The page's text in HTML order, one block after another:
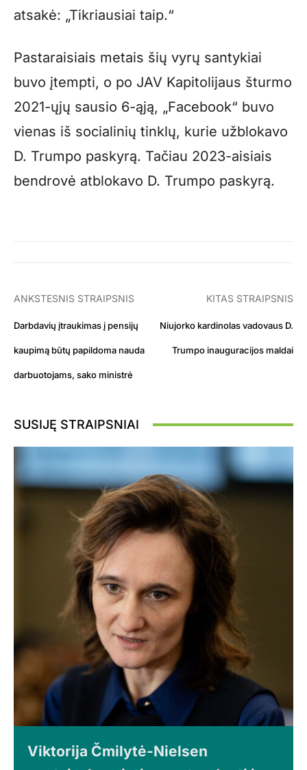
atsakė: „Tikriausiai taip.“
Pastaraisiais metais šių vyrų santykiai
buvo įtempti, o po JAV Kapitolijaus šturmo
2021-ųjų sausio 6-ąją, „Facebook“ buvo
vienas iš socialinių tinklų, kurie užblokavo
D. Trumpo paskyrą. Tačiau 2023-aisiais
bendrovė atblokavo D. Trumpo paskyrą.
ANKSTESNIS STRAIPSNIS
Darbdavių įtraukimas į pensijų
kaupimą būtų papildoma nauda
darbuotojams, sako ministrė
KITAS STRAIPSNIS
Niujorko kardinolas vadovaus D.
Trumpo inauguracijos maldai
SUSIJĘ STRAIPSNIAI
Viktorija Čmilytė-Nielsen